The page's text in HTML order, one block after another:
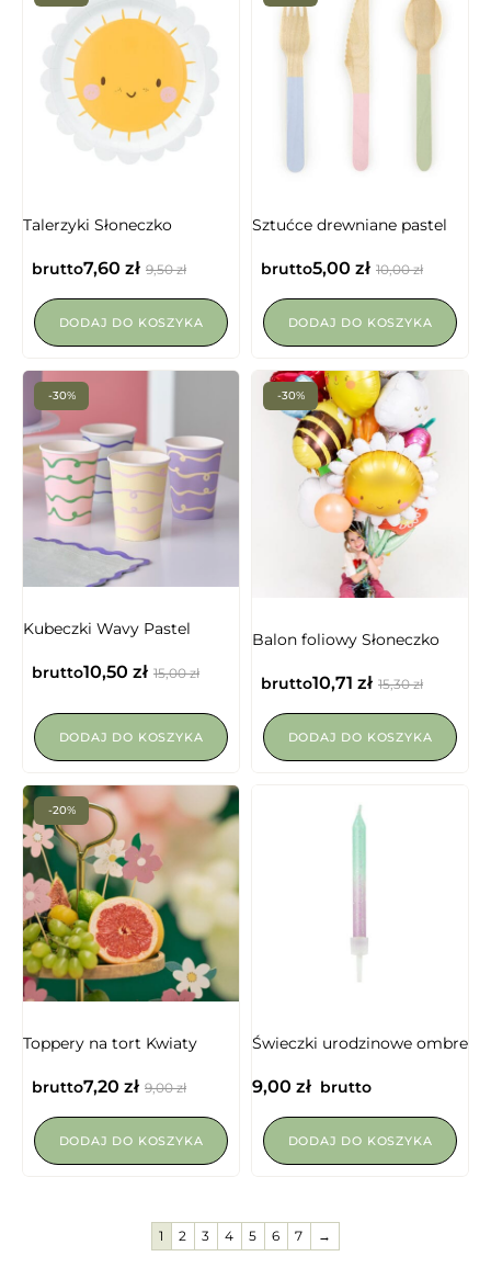
Talerzyki Słoneczko
9,50zł
7,60 zł
brutto
DODAJ DO KOSZYKA
Sztućce drewniane pastel
10,00zł
5,00 zł
brutto
DODAJ DO KOSZYKA
-30%
Kubeczki Wavy Pastel
15,00zł
10,50 zł
brutto
DODAJ DO KOSZYKA
-30%
Balon foliowy Słoneczko
15,30zł
10,71 zł
brutto
DODAJ DO KOSZYKA
-20%
Toppery na tort Kwiaty
9,00zł
7,20 zł
brutto
DODAJ DO KOSZYKA
Świeczki urodzinowe ombre
9,00 zł brutto
DODAJ DO KOSZYKA
1 2 3 4 5 6 7 →